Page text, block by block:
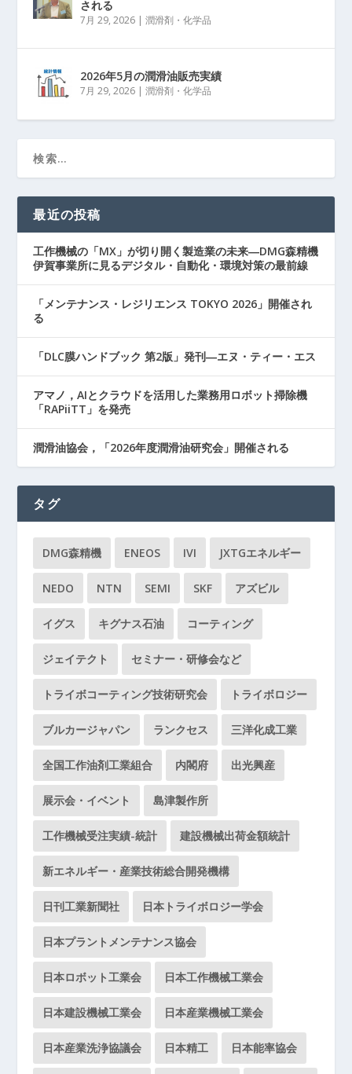
される
7月 29, 2026 |潤滑剤・化学品
2026年5月の潤滑油販売実績
7月 29, 2026 |潤滑剤・化学品
最近の投稿
工作機械の「MX」が切り開く製造業の未来―DMG森精機
伊賀事業所に見るデジタル・自動化・環境対策の最前線
「メンテナンス・レジリエンス TOKYO 2026」開催され
る
「DLC膜ハンドブック 第2版」発刊―エヌ・ティー・エス
アマノ，AIとクラウドを活用した業務用ロボット掃除機
「RAPiiTT」を発売
潤滑油協会，「2026年度潤滑油研究会」開催される
タグ
DMG森精機 ENEOS IVI JXTGエネルギー
NEDO NTN SEMI SKF アズビル
イグス キグナス石油 コーティング
ジェイテクト セミナー・研修会など
トライボコーティング技術研究会 トライボロジー
ブルカージャパン ランクセス 三洋化成工業
全国工作油剤工業組合 内閣府 出光興産
展示会・イベント 島津製作所
工作機械受注実績-統計 建設機械出荷金額統計
新エネルギー・産業技術総合開発機構
日刊工業新聞社 日本トライボロジー学会
日本プラントメンテナンス協会
日本ロボット工業会 日本工作機械工業会
日本建設機械工業会 日本産業機械工業会
日本産業洗浄協議会 日本精工 日本能率協会